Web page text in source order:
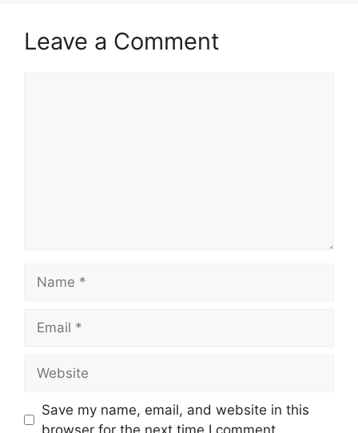
Leave a Comment
Save my name, email, and website in this
browser for the next time I comment.